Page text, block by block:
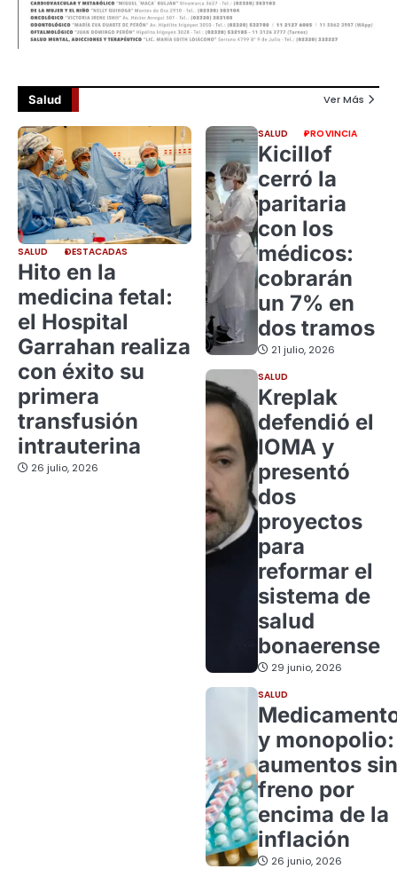
Salud Ver Más
SALUD DESTACADAS
Hito en la
medicina fetal:
el Hospital
Garrahan realiza
con éxito su
primera
transfusión
intrauterina
26 julio, 2026
SALUD PROVINCIA
Kicillof
cerró la
paritaria
con los
médicos:
cobrarán
un 7% en
dos tramos
21 julio, 2026
SALUD
Kreplak
defendió el
IOMA y
presentó
dos
proyectos
para
reformar el
sistema de
salud
bonaerense
29 junio, 2026
SALUD
y monopolio:
aumentos sin
freno por
encima de la
inflación
26 junio, 2026